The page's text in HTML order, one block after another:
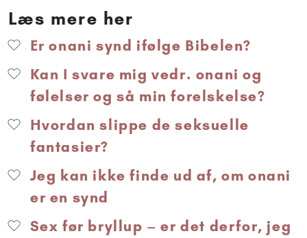
Læs mere her
Er onani synd ifølge Bibelen?
Kan I svare mig vedr. onani og
følelser og så min forelskelse?
Hvordan slippe de seksuelle
fantasier?
Jeg kan ikke finde ud af, om onani
er en synd
Sex før bryllup – er det derfor, jeg